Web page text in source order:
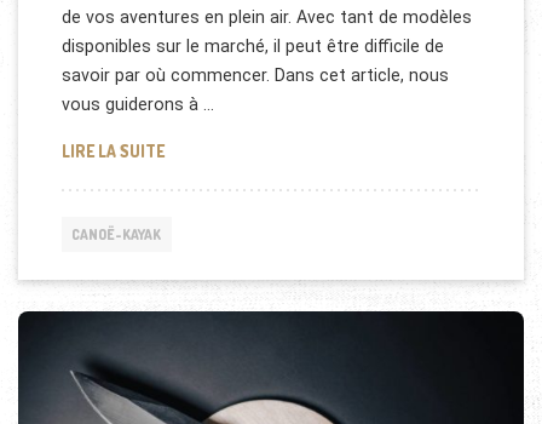
de vos aventures en plein air. Avec tant de modèles
disponibles sur le marché, il peut être difficile de
savoir par où commencer. Dans cet article, nous
vous guiderons à …
LIRE LA SUITECOMMENT CHOISIR LE KAYAK PARFAIT POUR
CANOË-KAYAK